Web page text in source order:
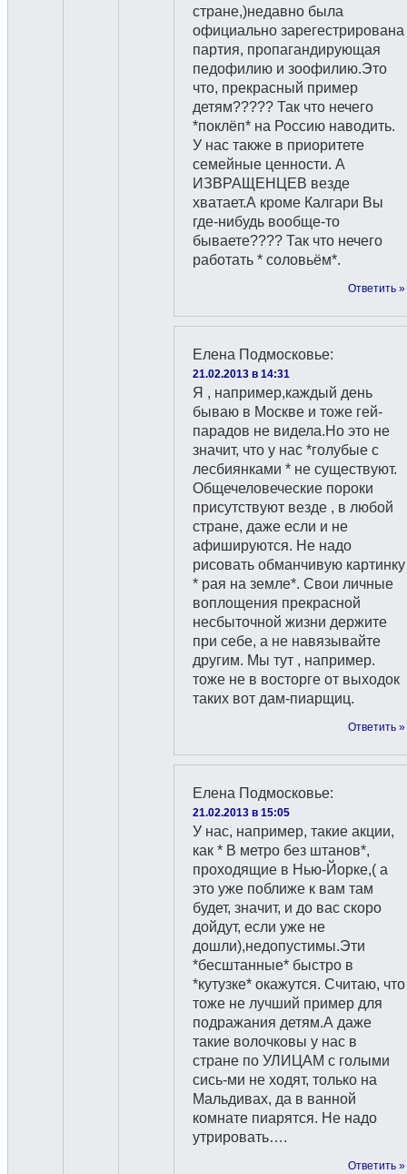
стране,)недавно была
официально зарегестрирована
партия, пропагандирующая
педофилию и зоофилию.Это
что, прекрасный пример
детям????? Так что нечего
*поклёп* на Россию наводить.
У нас также в приоритете
семейные ценности. А
ИЗВРАЩЕНЦЕВ везде
хватает.А кроме Калгари Вы
где-нибудь вообще-то
бываете???? Так что нечего
работать * соловьём*.
Ответить »
Елена Подмосковье:
21.02.2013 в 14:31
Я , например,каждый день
бываю в Москве и тоже гей-
парадов не видела.Но это не
значит, что у нас *голубые с
лесбиянками * не существуют.
Общечеловеческие пороки
присутствуют везде , в любой
стране, даже если и не
афишируются. Не надо
рисовать обманчивую картинку
* рая на земле*. Свои личные
воплощения прекрасной
несбыточной жизни держите
при себе, а не навязывайте
другим. Мы тут , например.
тоже не в восторге от выходок
таких вот дам-пиарщиц.
Ответить »
Елена Подмосковье:
21.02.2013 в 15:05
У нас, например, такие акции,
как * В метро без штанов*,
проходящие в Нью-Йорке,( а
это уже поближе к вам там
будет, значит, и до вас скоро
дойдут, если уже не
дошли),недопустимы.Эти
*бесштанные* быстро в
*кутузке* окажутся. Считаю, что
тоже не лучший пример для
подражания детям.А даже
такие волочковы у нас в
стране по УЛИЦАМ с голыми
сись-ми не ходят, только на
Мальдивах, да в ванной
комнате пиарятся. Не надо
утрировать….
Ответить »